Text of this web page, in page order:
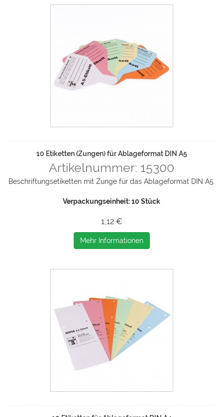
10 Etiketten (Zungen) für Ablageformat DIN A5
Artikelnummer: 15300
Beschriftungsetiketten mit Zunge für das Ablageformat DIN A5.
Verpackungseinheit: 10 Stück
1,12 €
Mehr Informationen